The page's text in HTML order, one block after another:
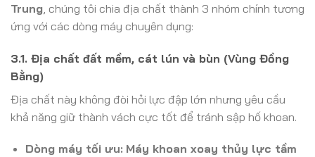
Trung , chúng tôi chia địa chất thành 3 nhóm chính tương
ứng với các dòng máy chuyên dụng:
3.1. Địa chất đất mềm, cát lún và bùn (Vùng Đồng
Bằng)
Địa chất này không đòi hỏi lực đập lớn nhưng yêu cầu
khả năng giữ thành vách cực tốt để tránh sập hố khoan.
Dòng máy tối ưu: Máy khoan xoay thủy lực tầm